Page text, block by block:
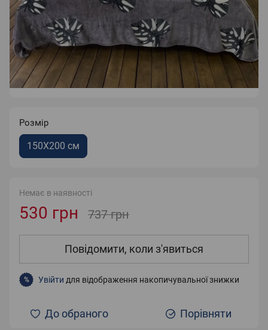
Розмір
150X200 см
Немає в наявності
530 грн 737 грн
Повідомити, коли з'явиться
% Увійти для відображення накопичувальної знижки
До обраного Порівняти